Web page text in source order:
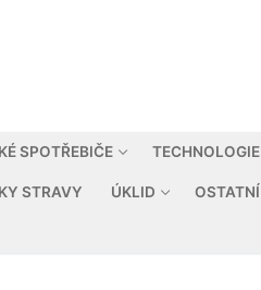
SPOTŘEBIČE TECHNOLOGIE
STRAVY ÚKLID OSTATNÍ